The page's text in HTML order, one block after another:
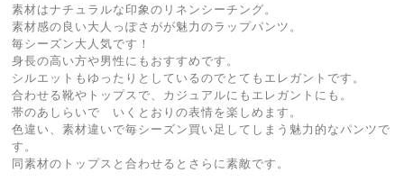
素材はナチュラルな印象のリネンシーチング。
素材感の良い大人っぽさがが魅力のラップパンツ。
毎シーズン大人気です！
身長の高い方や男性にもおすすめです。
シルエットもゆったりとしているのでとてもエレガントです。
合わせる靴やトップスで、カジュアルにもエレガントにも。
帯のあしらいで いくとおりの表情を楽しめます。
色違い、素材違いで毎シーズン買い足してしまう魅力的なパンツで
す。
同素材のトップスと合わせるとさらに素敵です。